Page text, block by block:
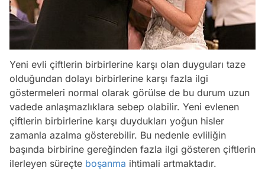
Yeni evli çiftlerin birbirlerine karşı olan duyguları taze
olduğundan dolayı birbirlerine karşı fazla ilgi
göstermeleri normal olarak görülse de bu durum uzun
vadede anlaşmazlıklara sebep olabilir. Yeni evlenen
çiftlerin birbirlerine karşı duydukları yoğun hisler
zamanla azalma gösterebilir. Bu nedenle evliliğin
başında birbirine gereğinden fazla ilgi gösteren çiftlerin
ilerleyen süreçte boşanma ihtimali artmaktadır.